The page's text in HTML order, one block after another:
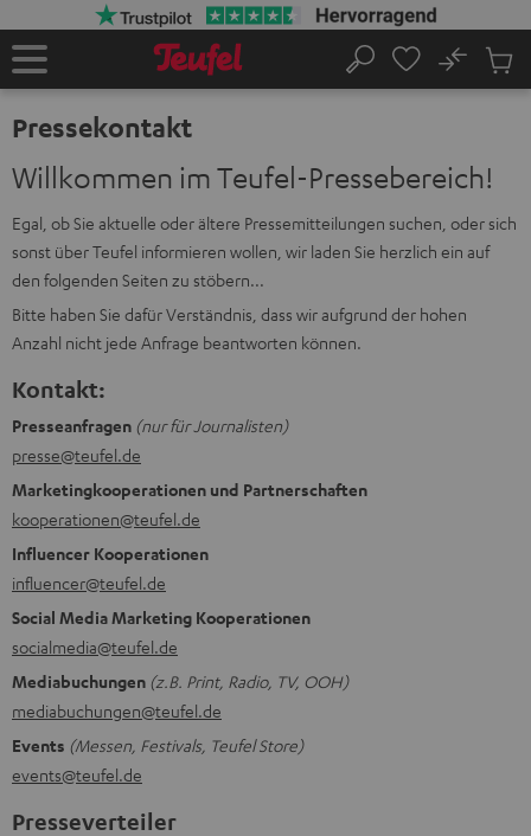
Startseite
Suche
No
Pressekontakt
Willkommen im Teufel-Pressebereich!
Egal, ob Sie aktuelle oder ältere Pressemitteilungen suchen, oder sich
sonst über Teufel informieren wollen, wir laden Sie herzlich ein auf
den folgenden Seiten zu stöbern...
Bitte haben Sie dafür Verständnis, dass wir aufgrund der hohen
Anzahl nicht jede Anfrage beantworten können.
Kontakt:
Presseanfragen (nur für Journalisten)
presse@teufel.de
Marketingkooperationen und Partnerschaften
kooperationen@teufel.de
Influencer Kooperationen
influencer@teufel.de
Social Media Marketing Kooperationen
socialmedia@teufel.de
Mediabuchungen (z.B. Print, Radio, TV, OOH)
mediabuchungen@teufel.de
Events (Messen, Festivals, Teufel Store)
events@teufel.de
Presseverteiler